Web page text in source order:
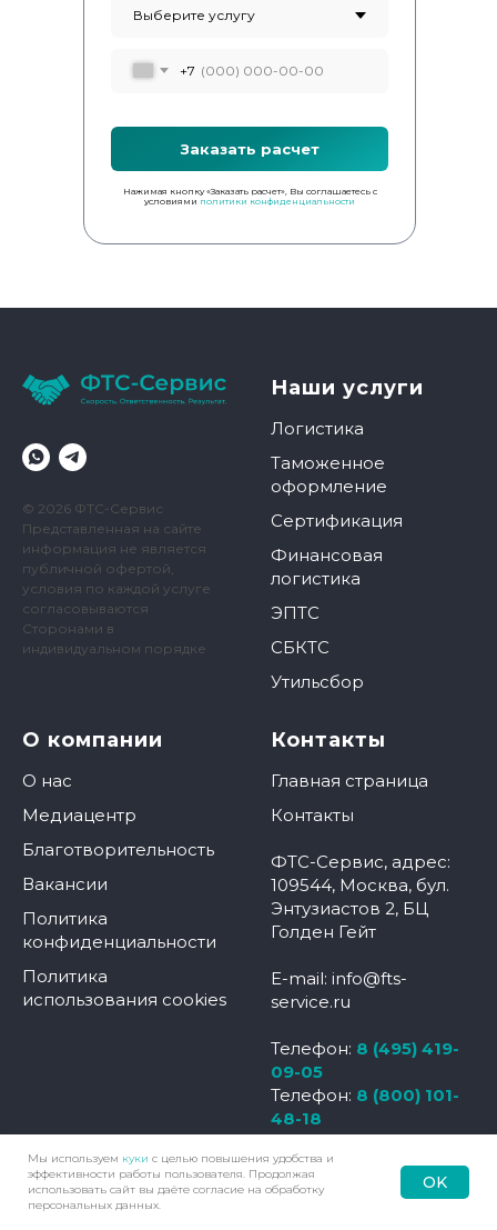
Наверх Позвонить
Мы используем куки с целью повышения удобства и
эффективности работы пользователя. Продолжая
использовать сайт вы даёте согласие на обработку
персональных данных.
OK
Нажимая кнопку «Заказать расчет», Вы соглашаетесь с
условиями политики конфиденциальности
+7
Заказать расчет
© 2026 ФТС-Сервис
Представленная на сайте
информация не является
публичной офертой,
условия по каждой услуге
согласовываются
Сторонами в
индивидуальном порядке
Наши услуги
Логистика
Таможенное
оформление
Сертификация
Финансовая
логистика
ЭПТС
СБКТС
Утильсбор
О компании
О нас
Медиацентр
Благотворительность
Вакансии
Политика
конфиденциальности
Политика
использования cookies
Контакты
Главная страница
Контакты
ФТС-Сервис, адрес:
109544, Москва, бул.
Энтузиастов 2, БЦ
Голден Гейт
E-mail: info@fts-
service.ru
Телефон: 8 (495) 419-
09-05
Телефон: 8 (800) 101-
48-18